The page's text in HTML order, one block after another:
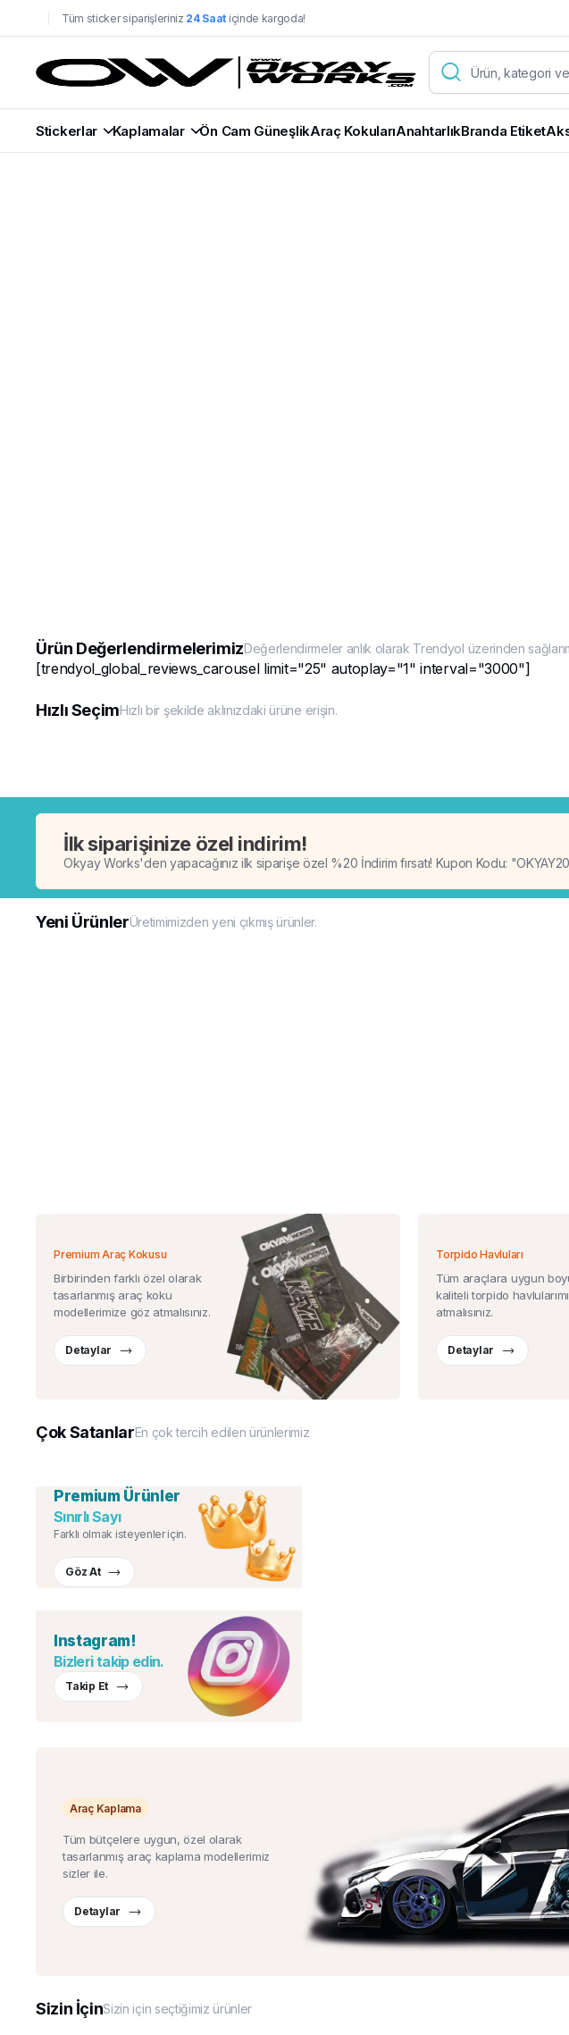
Tüm sticker siparişleriniz 24 Saat içinde kargoda!
Stickerlar Kaplamalar Ön Cam GüneşlikAraç KokularıAnahtarlıkBranda Etiket
Ürün DeğerlendirmelerimizDeğerlendirmeler anlık olarak Trendyol üzerinden
[trendyol_global_reviews_carousel limit="25" autoplay="1" interval="3000"]
Hızlı SeçimHızlı bir şekilde aklınızdaki ürüne erişin.
İlk siparişinize özel indirim!
Okyay Works'den yapacağınız ilk siparişe özel %20 İndirim fırsatı! Kupon Kodu:
Yeni ÜrünlerÜretimimizden yeni çıkmış ürünler.
Premium Araç Kokusu
Birbirinden farklı özel olarak
tasarlanmış araç koku
modellerimize göz atmalısınız.
Detaylar
Torpido Havluları
Tüm araçlara uygun
kaliteli torpido
atmalısınız.
Detaylar
Çok SatanlarEn çok tercih edilen ürünlerimiz
Premium Ürünler
Sınırlı Sayı
Farklı olmak isteyenler için.
Göz At
Instagram!
Bizleri takip edin.
Takip Et
Araç Kaplama
Tüm bütçelere uygun, özel olarak
tasarlanmış araç kaplama modellerimiz
sizler ile.
Detaylar
Sizin İçinSizin için seçtiğimiz ürünler